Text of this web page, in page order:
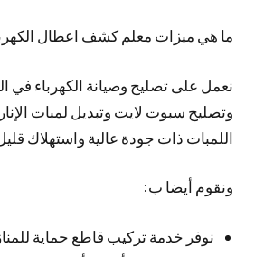
ما هي ميزات معلم كشف اعطال
نعمل على تصليح وصيانة الكهرباء في
وتصليح سبوت لايت وتبديل لمبات
اللمبات ذات جودة عالية واستهلاك
ونقوم أيضا ب:
نوفر خدمة تركيب قاطع حماية